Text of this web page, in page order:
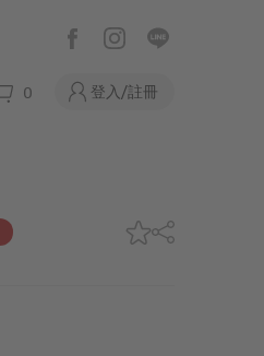
0 登入/註冊